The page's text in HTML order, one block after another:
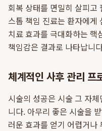
회복 상태를 면밀히 살피고
스톱 책임 진료는 환자에게
치료 효과를 극대화하는 핵
책임감은 결과로 나타납니
체계적인 사후 관리 프
시술의 성공은 시술 그 자
니다. 아무리 좋은 시술을
러운 효과를 얻기 어렵거나